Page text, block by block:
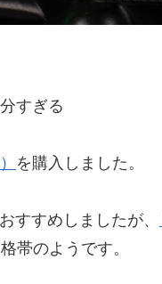
すぎる
を購入しました。
すすめしましたが、
帯のようです。